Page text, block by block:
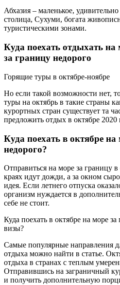
Абхазия – маленькое,
столица, Сухуми, богата
туристическими зонами.
Куда поехать отдыхать на
за границу недорого
Горящие туры в октябре-ноябре
Но если такой возможности нет,
туры на октябрь в такие страны
курортных стран существует та
предложить отдых в октябре 2020
Куда поехать в октябре
недорого?
Отправиться на море за границу
краях идут дожди, а за окном
идея. Если летнего отпуска
организм нуждается в
себе не стоит.
Куда поехать в октябре на море
визы?
Самые популярные направления
отдыха можно найти в статье.
отдыха в странах с теплым
Отправившись на заграничный
и получить дополнительную